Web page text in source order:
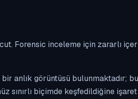
Forensic inceleme için zararlı
anlık görüntüsü bulunmaktadır;
sınırlı biçimde keşfedildiğine